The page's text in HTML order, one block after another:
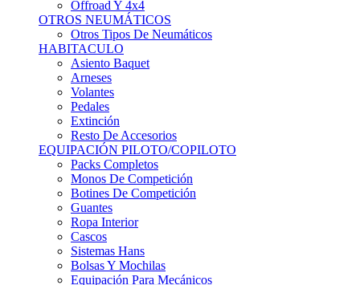
Otros Tipos De Neumáticos
HABITACULO
Asiento Baquet
Arneses
Volantes
Pedales
Extinción
Resto De Accesorios
EQUIPACIÓN PILOTO/COPILOTO
Packs Completos
Monos De Competición
Botines De Competición
Guantes
Ropa Interior
Cascos
Sistemas Hans
Bolsas Y Mochilas
Equipación Para Mecánicos
ANUNCIOS DE COMPRA